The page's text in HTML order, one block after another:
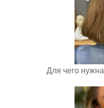
Для чего